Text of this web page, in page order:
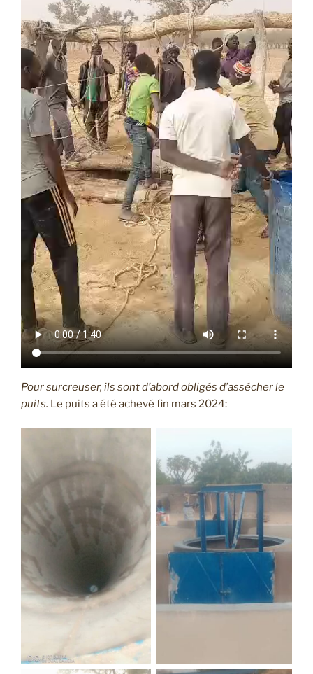
Pour surcreuser, ils sont d’abord obligés d’assécher le
puits. Le puits a été achevé fin mars 2024: